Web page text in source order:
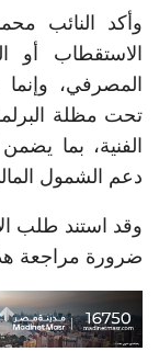
وأكد النائب
الاستقطاب أو
المصرفي،
تحت مظلة
الفنية، بما
دعم الشمول
وقد استند طلب
ضرورة مراجعة